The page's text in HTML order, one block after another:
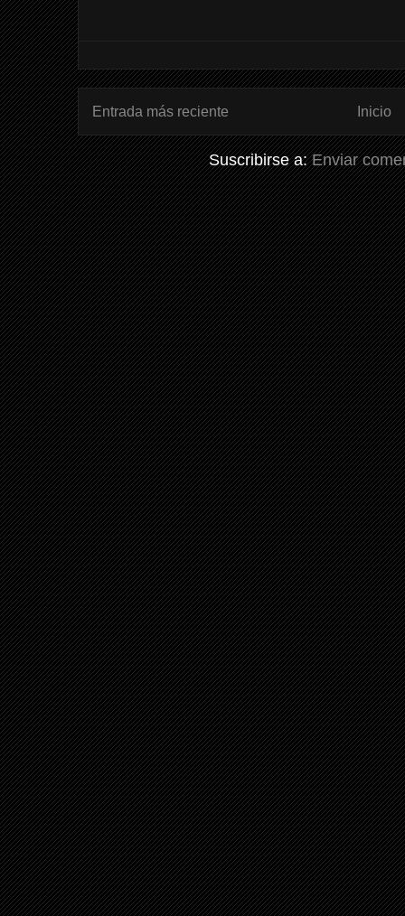
Entrada más reciente Inicio
Suscribirse a:Enviar